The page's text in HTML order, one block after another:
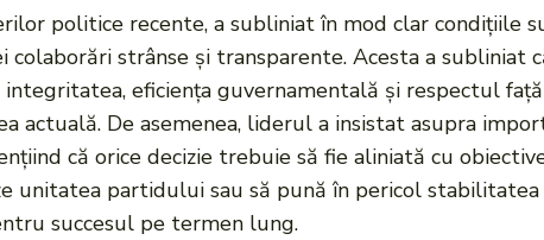
politice recente, a subliniat în mod clar condițiile
colaborări strânse și transparente. Acesta a subliniat
eficiența guvernamentală și respectul
actuală. De asemenea, liderul a insistat asupra
că orice decizie trebuie să fie aliniată cu
unitatea partidului sau să pună în pericol
succesul pe termen lung.